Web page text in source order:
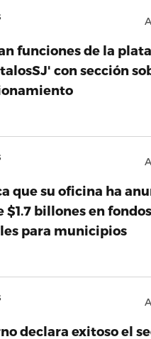
funciones de la
con sección
que su oficina ha
$1.7 billones en fondos
para municipios
declara exitoso el